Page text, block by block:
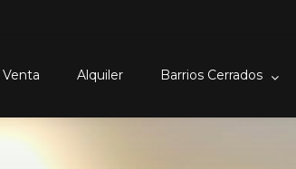
Venta Alquiler Barrios Cerrados